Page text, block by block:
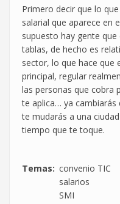
Primero decir que lo
salarial que aparece en
supuesto hay gente
tablas, de hecho es
sector, lo que hace que
principal, regular
las personas que cobra
te aplica… ya cambiarás
te mudarás a una
tiempo que te toque.
Temas
convenio TIC
salarios
SMI